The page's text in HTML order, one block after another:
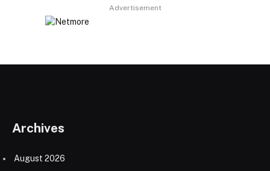
Advertisement
Archives
August 2026